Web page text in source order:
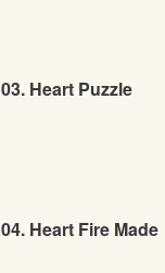
03. Heart Puzzle
04. Heart Fire Made